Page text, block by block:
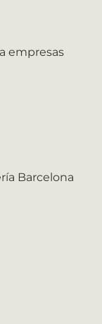
empresas
Barcelona